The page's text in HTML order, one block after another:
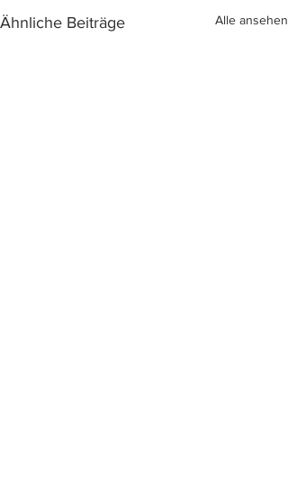
Ähnliche Beiträge Alle ansehen